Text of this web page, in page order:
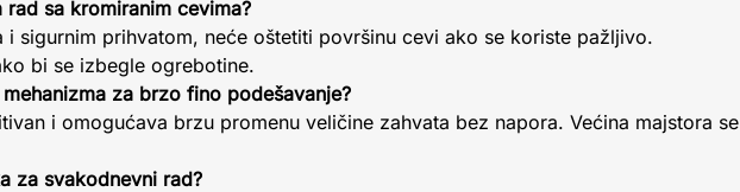
sa kromiranim cevima?
i sigurnim prihvatom, neće oštetiti površinu cevi ako se koriste pažljivo.
bi se izbegle ogrebotine.
za brzo fino podešavanje?
i omogućava brzu promenu veličine zahvata bez napora. Većina majstora se
za svakodnevni rad?